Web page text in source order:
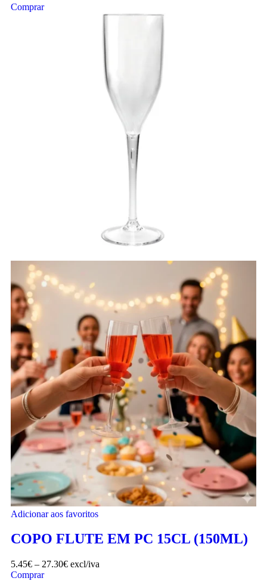
Comprar
Adicionar aos favoritos
COPO FLUTE EM PC 15CL (150ML)
5.45€ – 27.30€ excl/iva
Comprar